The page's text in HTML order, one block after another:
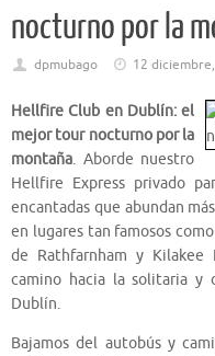
nocturno por la
dpmubago 12
Hellfire Club en Dublín: el
mejor tour nocturno por la
montaña. Aborde nuestro
Hellfire Express privado
encantadas que abundan
en lugares tan famosos
de Rathfarnham y Kilakee
camino hacia la solitaria y
Dublín.
Bajamos del autobús y